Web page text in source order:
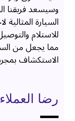
وسيسعد فريقنا
السيارة
للاستلام
مما يجعل من
الاستكشاف
رضا